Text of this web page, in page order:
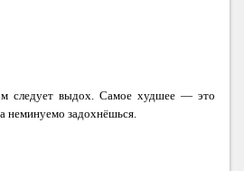
следует выдох. Самое худшее — это
неминуемо задохнёшься.